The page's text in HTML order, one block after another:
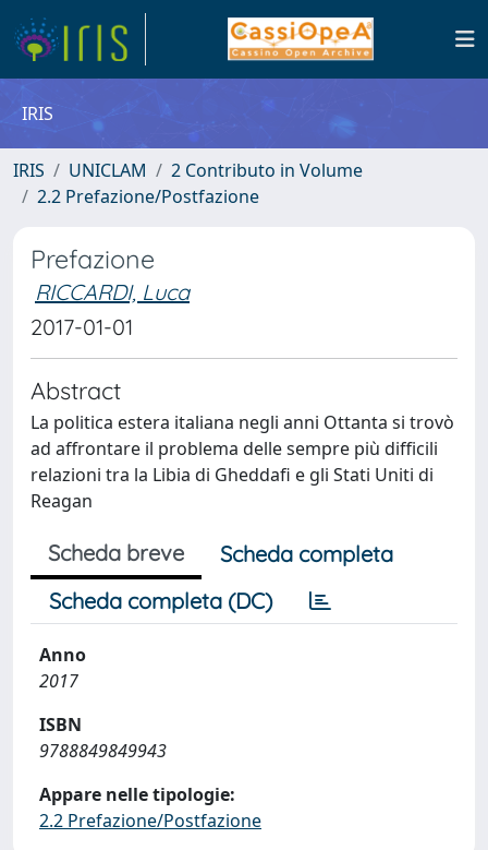
IRIS
IRIS UNICLAM
2 Contributo in Volume
2.2 Prefazione/Postfazione
Prefazione
RICCARDI, Luca
2017-01-01
Abstract
La politica estera italiana negli anni Ottanta si trovò
ad affrontare il problema delle sempre più difficili
relazioni tra la Libia di Gheddafi e gli Stati Uniti di
Reagan
Scheda breve
Scheda completa
Scheda completa (DC)
Anno
2017
ISBN
9788849849943
Appare nelle tipologie:
2.2 Prefazione/Postfazione